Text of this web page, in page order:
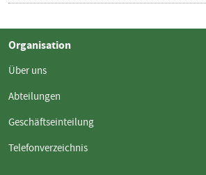
Organisation
Über uns
Abteilungen
Geschäftseinteilung
Telefonverzeichnis